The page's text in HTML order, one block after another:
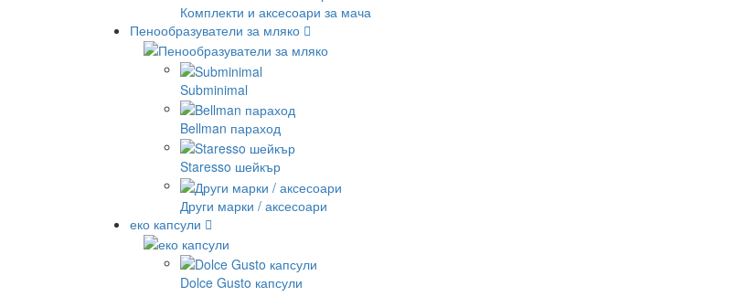
Комплекти и аксесоари за мача
Пенообразуватели за мляко
Subminimal
Bellman параход
Staresso шейкър
Други марки / аксесоари
еко капсули
Dolce Gusto капсули